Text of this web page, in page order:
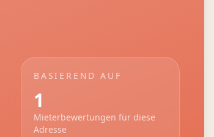
BASIEREND AUF
1
Mieterbewertungen für diese
Adresse